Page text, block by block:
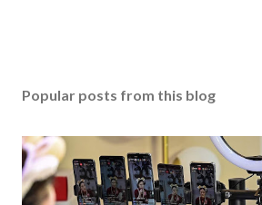
Popular posts from this blog